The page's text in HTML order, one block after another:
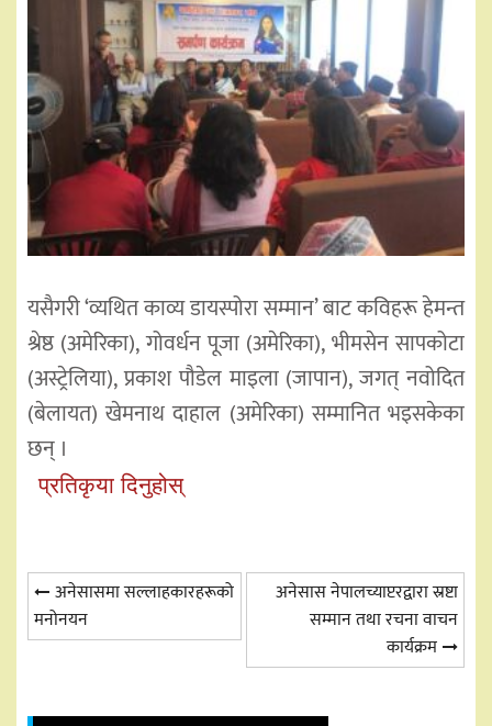
यसैगरी ‘व्यथित काव्य डायस्पोरा सम्मान’ बाट कविहरू हेमन्त
श्रेष्ठ (अमेरिका), गोवर्धन पूजा (अमेरिका), भीमसेन सापकोटा
(अस्ट्रेलिया), प्रकाश पौडेल माइला (जापान), जगत् नवोदित
(बेलायत) खेमनाथ दाहाल (अमेरिका) सम्मानित भइसकेका
छन् ।
प्रतिकृया दिनुहोस्
Post
navigation
अनेसासमा सल्लाहकारहरूको
मनोनयन
अनेसास नेपालच्याप्टरद्वारा स्रष्टा
सम्मान तथा रचना वाचन
कार्यक्रम